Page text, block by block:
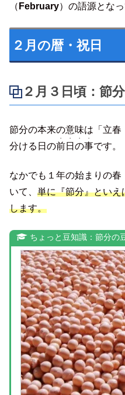
（ February）の語源とな
２月の暦・祝日
２月３日頃：節
節分の本来の意味は「立
分ける日の前日の事
・・・・
です。
なかでも１年の始まりの
いて、 単に『節分』といえ
します。
ちょっと豆知識：節分の